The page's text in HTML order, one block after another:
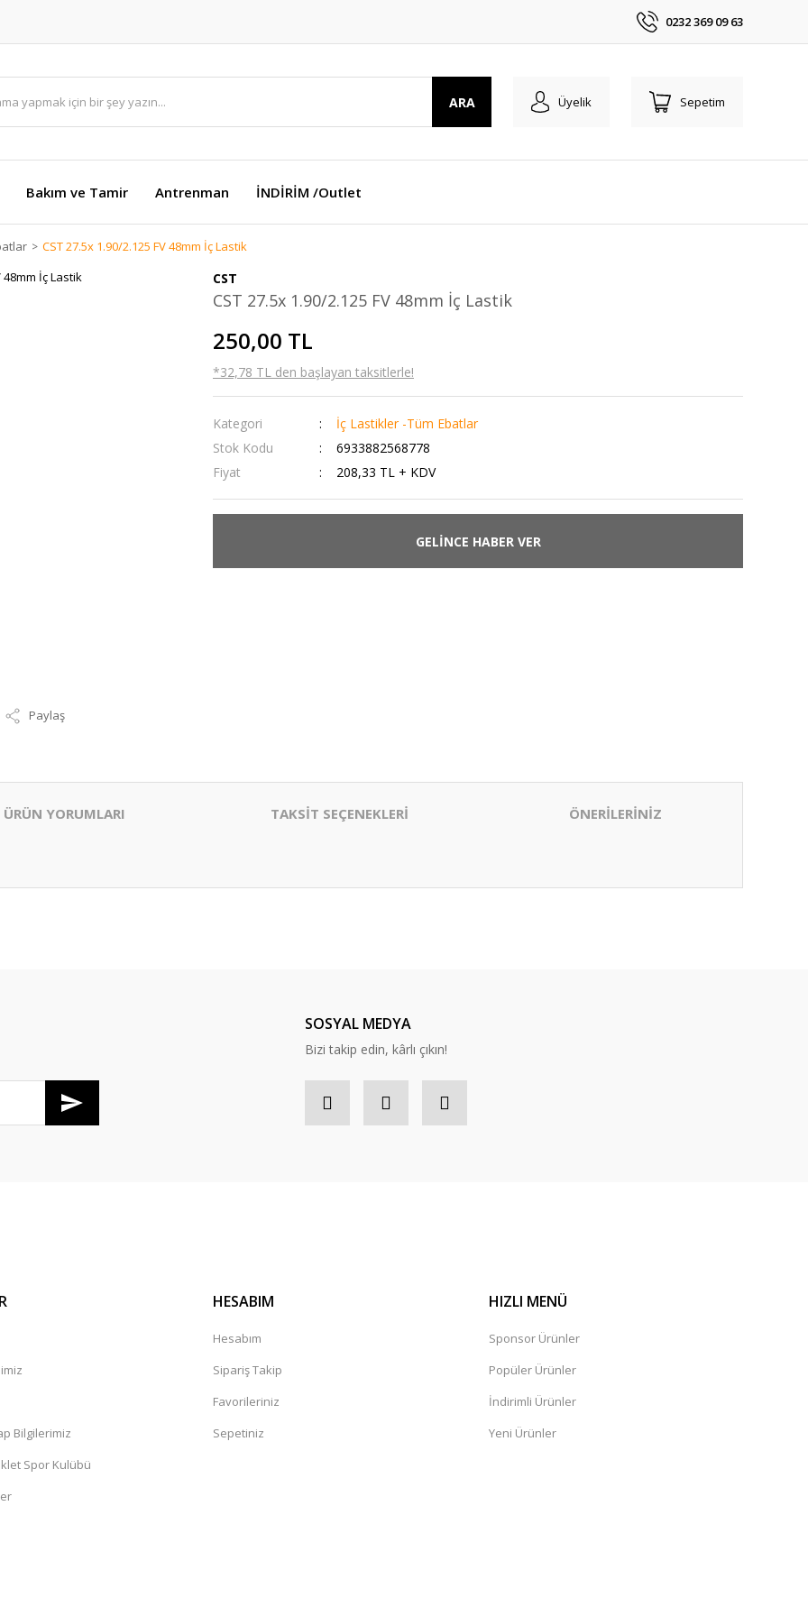
0232 369 09 63
ARA Üyelik Sepetim
Bakım ve Tamir Antrenman İNDİRİM /Outlet
CST 27.5x 1.90/2.125 FV 48mm İç Lastik
Paylaş
CST
CST 27.5x 1.90/2.125 FV 48mm İç Lastik
250,00 TL
*32,78 TL den başlayan taksitlerle!
Kategori
İç Lastikler -Tüm Ebatlar
Stok Kodu
6933882568778
Fiyat
208,33 TL + KDV
GELİNCE HABER VER
ÜRÜN YORUMLARI TAKSİT SEÇENEKLERİ ÖNERİLERİNİZ
SOSYAL MEDYA
Bizi takip edin, kârlı çıkın!
Bilgilerimiz
Spor Kulübü
HESABIM
Hesabım
Sipariş Takip
Favorileriniz
Sepetiniz
HIZLI MENÜ
Sponsor Ürünler
Popüler Ürünler
İndirimli Ürünler
Yeni Ürünler